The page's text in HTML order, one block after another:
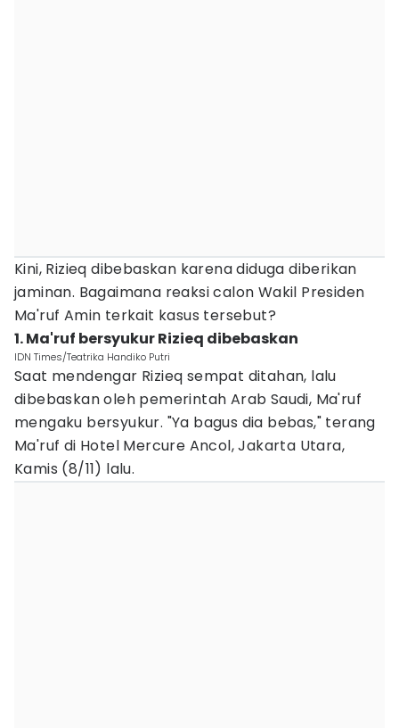
Kini, Rizieq dibebaskan karena diduga diberikan
jaminan. Bagaimana reaksi calon Wakil Presiden
Ma'ruf Amin terkait kasus tersebut?
1. Ma'ruf bersyukur Rizieq dibebaskan
IDN Times/Teatrika Handiko Putri
Saat mendengar Rizieq sempat ditahan, lalu
dibebaskan oleh pemerintah Arab Saudi, Ma'ruf
mengaku bersyukur. "Ya bagus dia bebas," terang
Ma'ruf di Hotel Mercure Ancol, Jakarta Utara,
Kamis (8/11) lalu.